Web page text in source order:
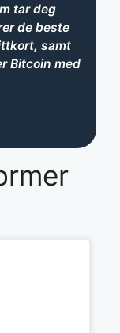
tar deg
de beste
samt
Bitcoin med